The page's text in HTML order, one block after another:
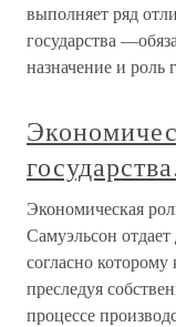
выполняет ряд
государства
назначение и роль
Экономическая
Самуэльсон
согласно
преследуя
процессе